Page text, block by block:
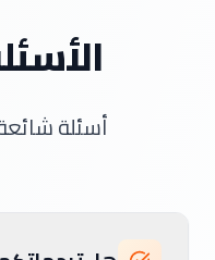
أسئلة